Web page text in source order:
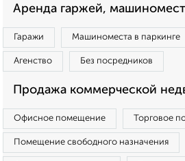
Аренда гаржей,
Гаражи Машиноместа в паркинге
Агенство Без посредников
Продажа коммерческой
Офисное помещение Торговое
Помещение свободного назначения